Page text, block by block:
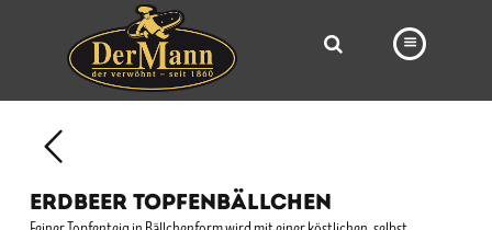
BÄCKEREI
ERDBEER TOPFENBÄLLCHEN